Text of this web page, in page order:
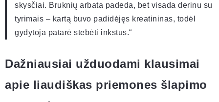
skysčiai. Bruknių arbata padeda, bet visada derinu su
tyrimais – kartą buvo padidėjęs kreatininas, todėl
gydytoja patarė stebėti inkstus.“
Dažniausiai užduodami klausimai
apie liaudiškas priemones šlapimo